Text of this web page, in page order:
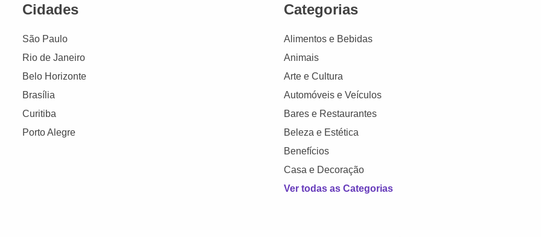
Cidades
São Paulo
Rio de Janeiro
Belo Horizonte
Brasília
Curitiba
Porto Alegre
Categorias
Alimentos e Bebidas
Animais
Arte e Cultura
Automóveis e Veículos
Bares e Restaurantes
Beleza e Estética
Benefícios
Casa e Decoração
Ver todas as Categorias